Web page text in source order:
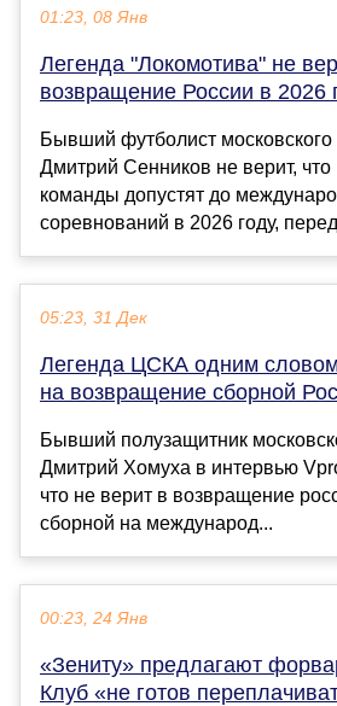
01:23, 08 Янв
Легенда "Локомотива" не
возвращение России в 2026
Бывший футболист
Дмитрий Сенников не верит, что
команды допустят до
соревнований в 2026 году,
05:23, 31 Дек
Легенда ЦСКА одним
на возвращение сборной
Бывший полузащитник
Дмитрий Хомуха в интервью
что не верит в возвращение
сборной на международ...
00:23, 24 Янв
«Зениту» предлагают
Клуб «не готов